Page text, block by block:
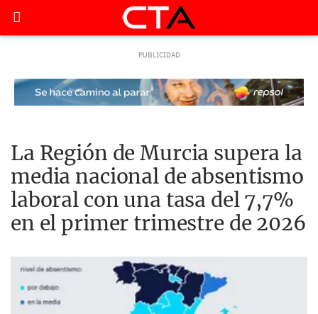
La Región de Murcia supera la
media nacional de absentismo
laboral con una tasa del 7,7%
en el primer trimestre de 2026